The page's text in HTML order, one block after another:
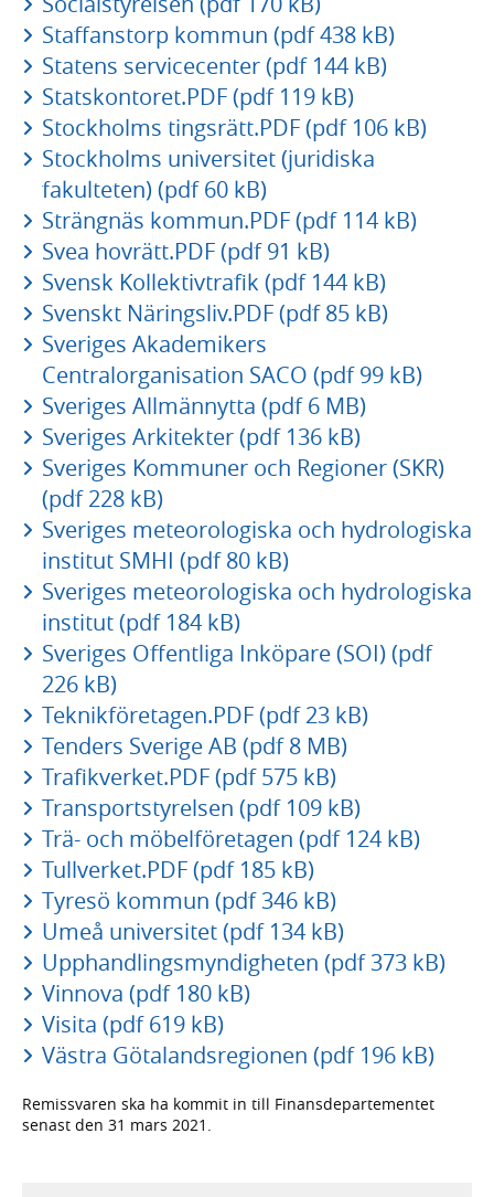
Staffanstorp kommun (pdf 438 kB)
Statens servicecenter (pdf 144 kB)
Statskontoret.PDF (pdf 119 kB)
Stockholms tingsrätt.PDF (pdf 106 kB)
Stockholms universitet (juridiska
fakulteten) (pdf 60 kB)
Strängnäs kommun.PDF (pdf 114 kB)
Svea hovrätt.PDF (pdf 91 kB)
Svensk Kollektivtrafik (pdf 144 kB)
Svenskt Näringsliv.PDF (pdf 85 kB)
Sveriges Akademikers
Centralorganisation SACO (pdf 99 kB)
Sveriges Allmännytta (pdf 6 MB)
Sveriges Arkitekter (pdf 136 kB)
Sveriges Kommuner och Regioner (SKR)
(pdf 228 kB)
Sveriges meteorologiska och hydrologiska
institut SMHI (pdf 80 kB)
Sveriges meteorologiska och hydrologiska
institut (pdf 184 kB)
Sveriges Offentliga Inköpare (SOI) (pdf
226 kB)
Teknikföretagen.PDF (pdf 23 kB)
Tenders Sverige AB (pdf 8 MB)
Trafikverket.PDF (pdf 575 kB)
Transportstyrelsen (pdf 109 kB)
Trä- och möbelföretagen (pdf 124 kB)
Tullverket.PDF (pdf 185 kB)
Tyresö kommun (pdf 346 kB)
Umeå universitet (pdf 134 kB)
Upphandlingsmyndigheten (pdf 373 kB)
Vinnova (pdf 180 kB)
Visita (pdf 619 kB)
Västra Götalandsregionen (pdf 196 kB)
Remissvaren ska ha kommit in till Finansdepartementet
senast den 31 mars 2021.